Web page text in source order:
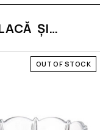
ȘI…
OUT OF STOCK